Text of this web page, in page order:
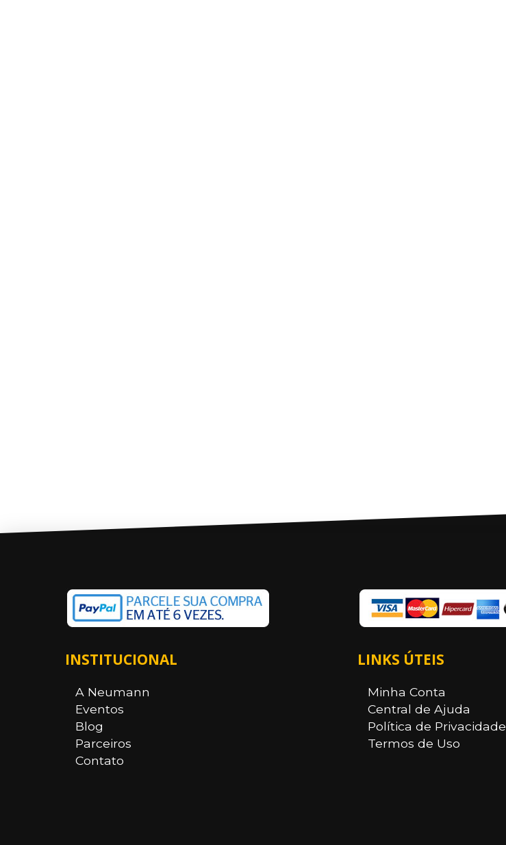
INSTITUCIONAL
A Neumann
Eventos
Blog
Parceiros
Contato
LINKS ÚTEIS
Minha Conta
Central de Ajuda
Política de Privacidade
Termos de Uso